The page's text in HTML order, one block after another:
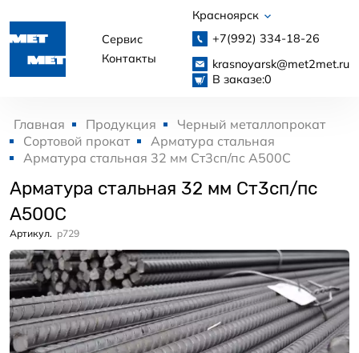
Сервис
Контакты
Красноярск
+7(992) 334-18-26
krasnoyarsk@met2met.ru
В заказе:0
Главная Продукция
Черный металлопрокат
Сортовой прокат
Арматура стальная
Арматура стальная 32 мм Ст3сп/пс А500С
Арматура стальная 32 мм Ст3сп/пс
А500С
Артикул. p729